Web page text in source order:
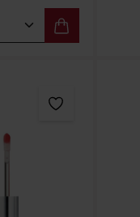
Wert ein
Gib den